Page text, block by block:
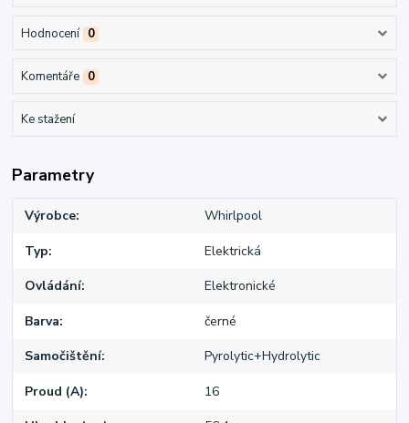
Hodnocení 0
Komentáře 0
Ke stažení
Parametry
Výrobce Whirlpool
Typ Elektrická
Ovládání Elektronické
Barva černé
Samočištění Pyrolytic+Hydrolytic
Proud (A) 16